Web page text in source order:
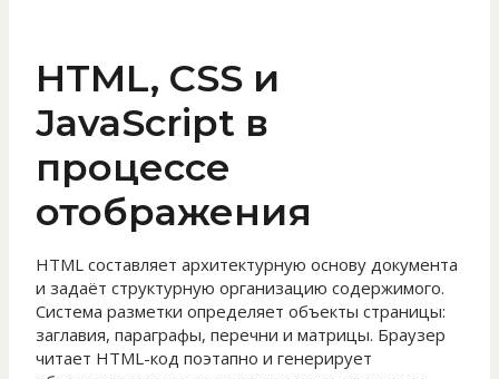
HTML, CSS и
JavaScript в
процессе
отображения
HTML составляет архитектурную основу документа
и задаёт структурную организацию содержимого.
Система разметки определяет объекты страницы:
заглавия, параграфы, перечни и матрицы. Браузер
читает HTML-код поэтапно и генерирует